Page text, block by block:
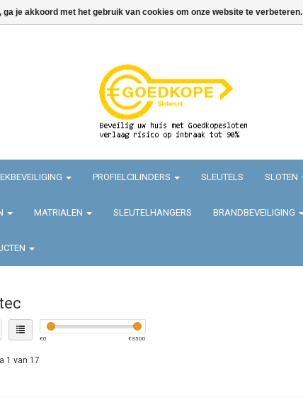
PROFIELCILINDERS SLEUTELS SLOTEN
MATRIALEN SLEUTELHANGERS BRANDBEVEILIGING
€0 €3500
1 van 17
ga je akkoord met het gebruik van cookies om onze website te verbeteren.